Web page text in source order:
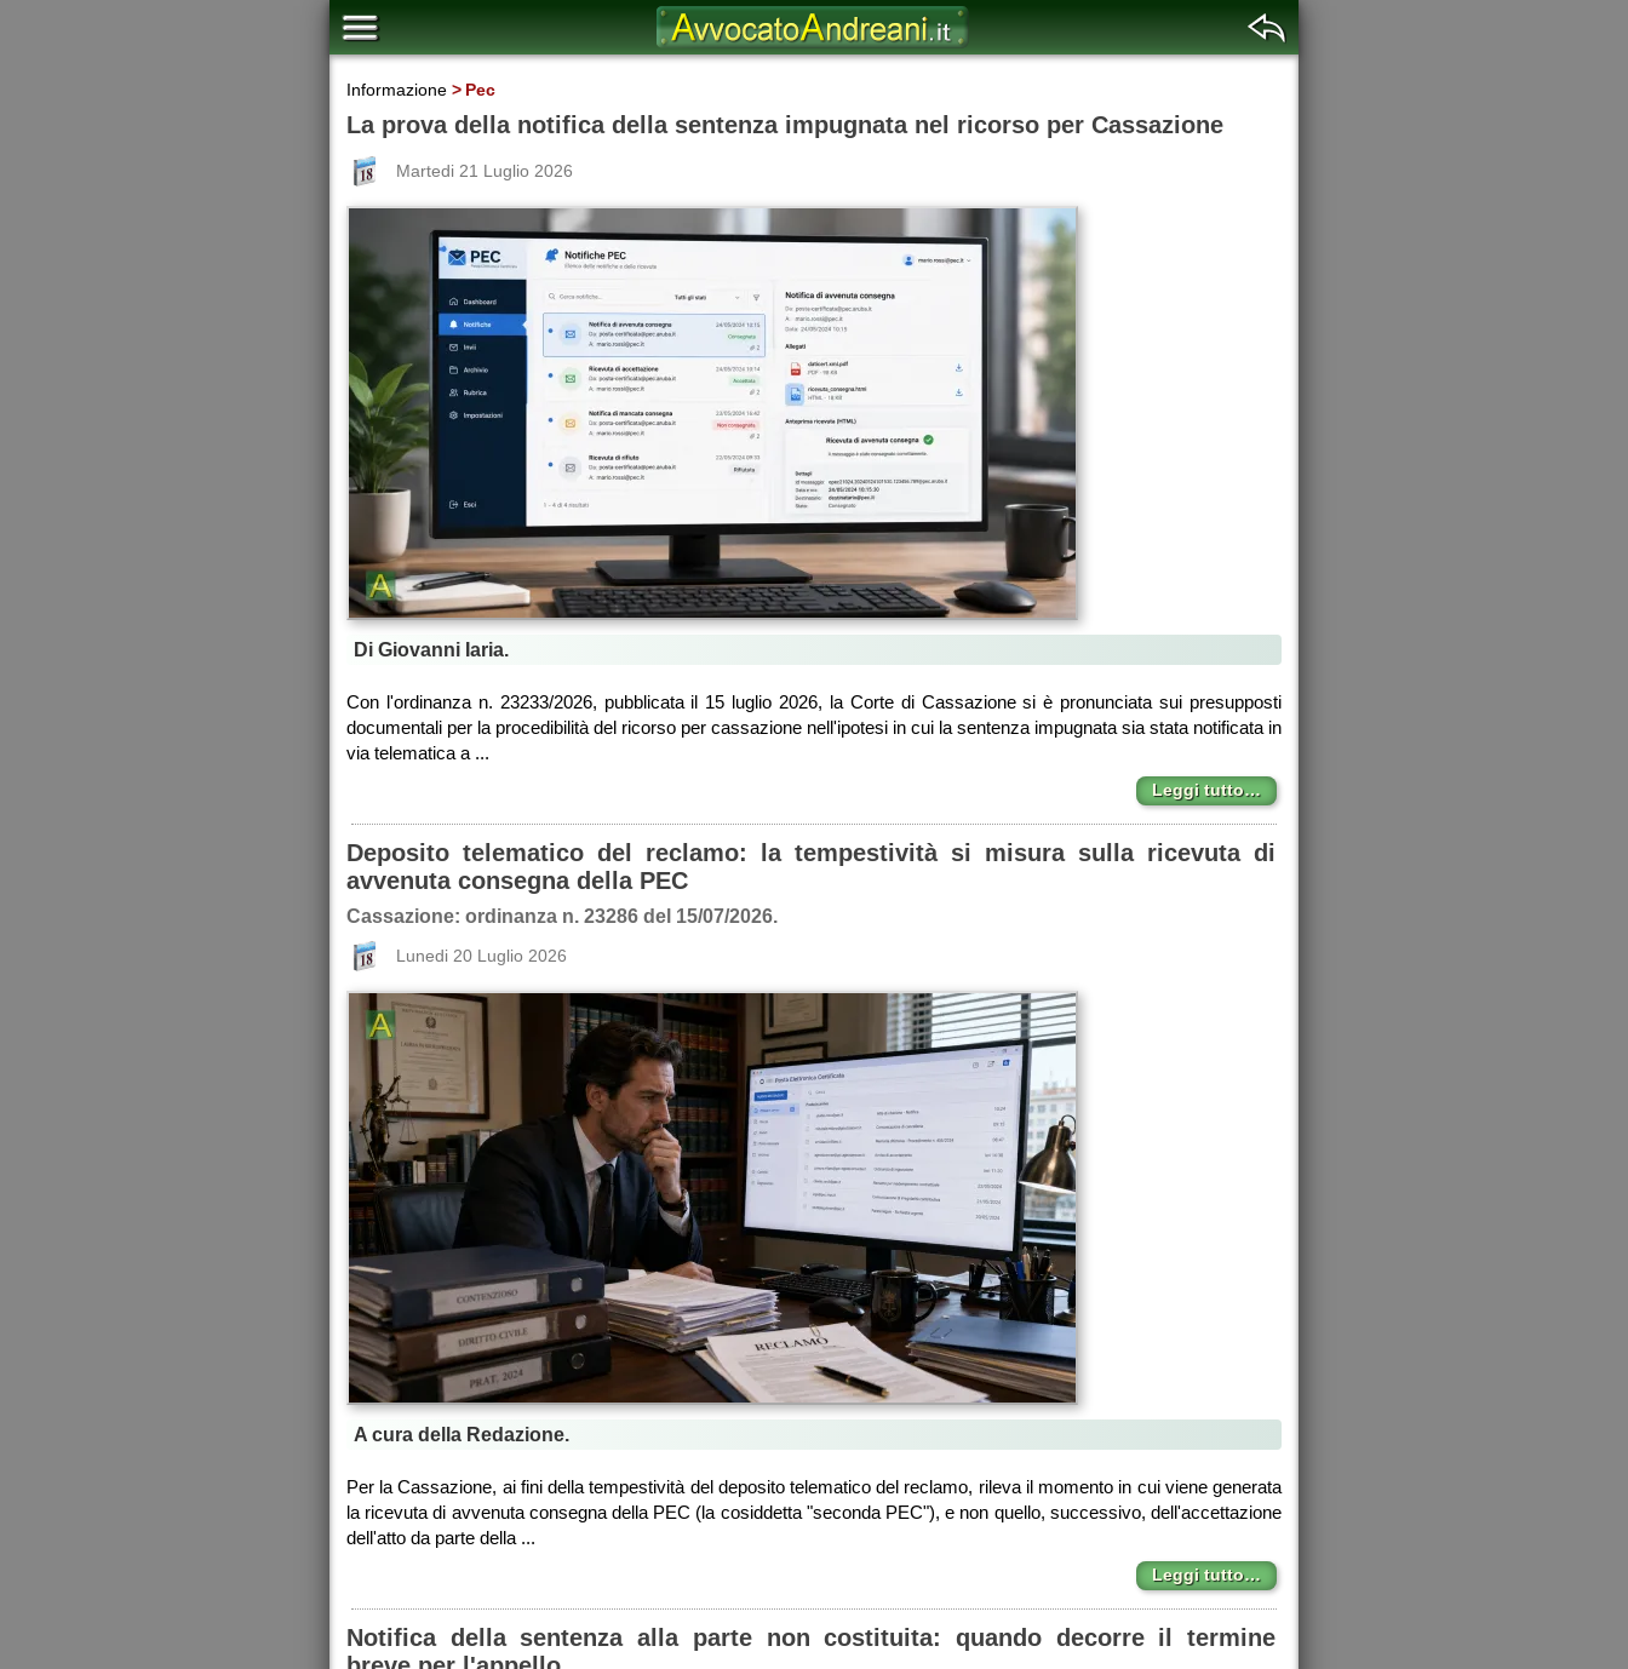
Informazione Pec
La prova della notifica della sentenza impugnata nel ricorso per Cassazione
Martedi 21 Luglio 2026
Di Giovanni Iaria.
Con l'ordinanza n. 23233/2026, pubblicata il 15 luglio 2026, la Corte di Cassazione si è pronunciata sui presupposti
documentali per la procedibilità del ricorso per cassazione nell'ipotesi in cui la sentenza impugnata sia stata notificata in
via telematica a ...
Leggi tutto…
Deposito telematico del reclamo: la tempestività si misura sulla ricevuta di
avvenuta consegna della PEC
Cassazione: ordinanza n. 23286 del 15/07/2026.
Lunedi 20 Luglio 2026
A cura della Redazione.
Per la Cassazione, ai fini della tempestività del deposito telematico del reclamo, rileva il momento in cui viene generata
la ricevuta di avvenuta consegna della PEC (la cosiddetta "seconda PEC"), e non quello, successivo, dell'accettazione
dell'atto da parte della ...
Leggi tutto…
Notifica della sentenza alla parte non costituita: quando decorre il termine